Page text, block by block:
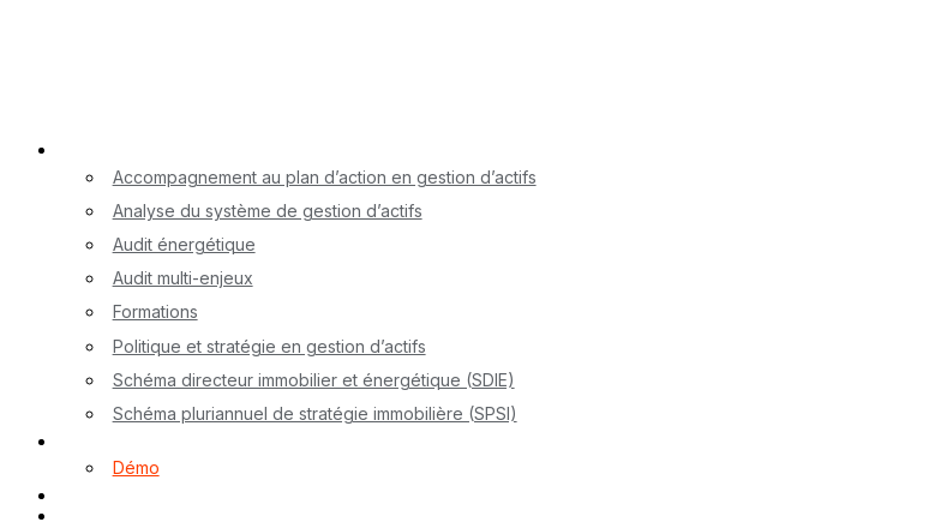
Accompagnement au plan d’action en gestion d’actifs
Analyse du système de gestion d’actifs
Audit énergétique
Audit multi-enjeux
Formations
Politique et stratégie en gestion d’actifs
Schéma directeur immobilier et énergétique (SDIE)
Schéma pluriannuel de stratégie immobilière (SPSI)
Démo